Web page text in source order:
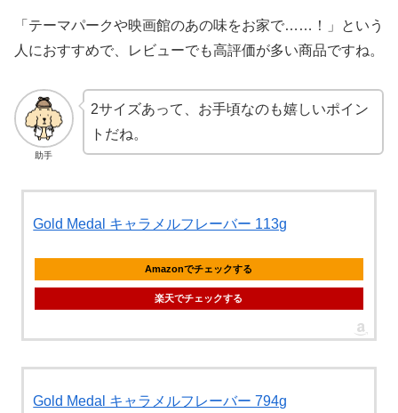
「テーマパークや映画館のあの味をお家で……！」という
人におすすめで、レビューでも高評価が多い商品ですね。
助手
2サイズあって、お手頃なのも嬉しいポイン
トだね。
Gold Medal キャラメルフレーバー 113g
Amazonでチェックする
楽天でチェックする
Gold Medal キャラメルフレーバー 794g